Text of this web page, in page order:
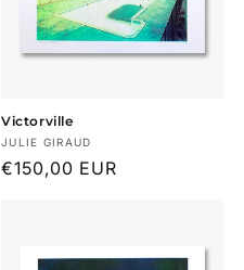
Victorville
Fournisseur :
JULIE GIRAUD
Prix
€150,00 EUR